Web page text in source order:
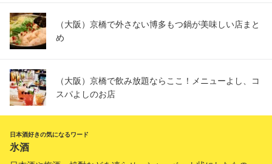
（大阪）京橋で外さない博多もつ鍋が美味しい店まと
め
（大阪）京橋で飲み放題ならここ！メニューよし、コ
スパよしのお店
日本酒好きの気になるワード
氷酒